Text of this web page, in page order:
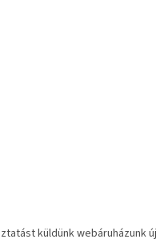
küldünk webáruházunk új